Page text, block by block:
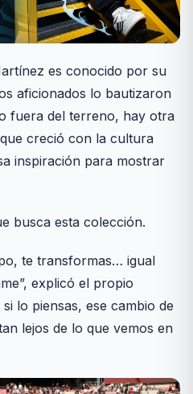
es conocido por su
aficionados lo bautizaron
fuera del terreno, hay otra
creció con la cultura
inspiración para mostrar
busca esta colección.
te transformas… igual
explicó el propio
lo piensas, ese cambio de
lejos de lo que vemos en